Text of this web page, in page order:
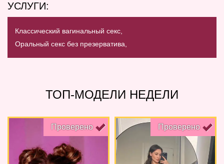
УСЛУГИ:
Классический вагинальный секс,
Оральный секс без презерватива,
ТОП-МОДЕЛИ НЕДЕЛИ
Проверено Проверено